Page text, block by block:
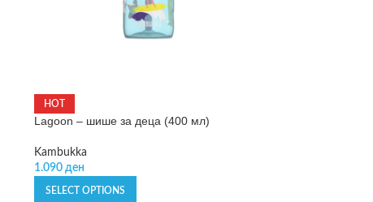
HOT
Lagoon – шише за деца (400 мл)
Kambukka
1.090 ден
SELECT OPTIONS